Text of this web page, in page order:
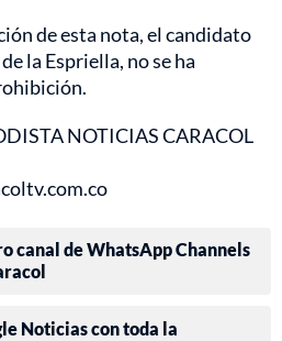
de esta nota, el candidato
la Espriella, no se ha
NOTICIAS CARACOL
canal de WhatsApp Channels
Noticias con toda la